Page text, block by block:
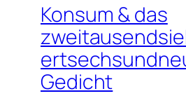
Konsum & das
Gedicht